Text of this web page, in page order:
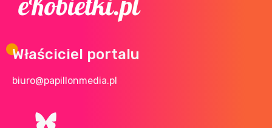
Właściciel portalu
biuro@papillonmedia.pl